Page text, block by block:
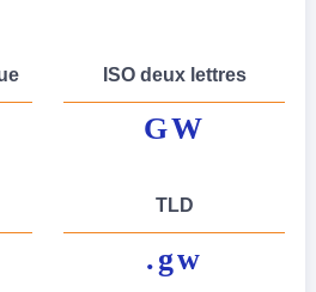
ISO deux lettres
GW
TLD
.gw